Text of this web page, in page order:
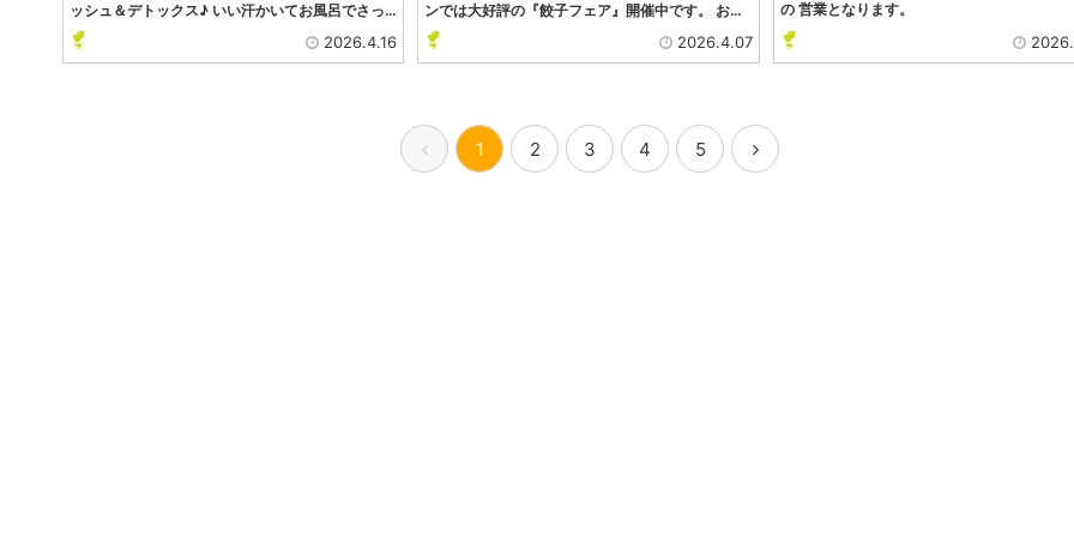
ッシュ＆デトックス♪ いい汗かいてお風呂でさっ…
2026.4.16
ンでは大好評の『餃子フェア』開催中です。 お…
2026.4.07
の 営業となります。
1 2 3 4 5